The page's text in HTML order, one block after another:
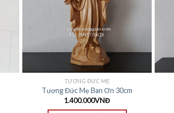
TƯỢNG ĐỨC MẸ
Tượng Đức Mẹ Ban Ơn 30cm
1.400.000VNĐ